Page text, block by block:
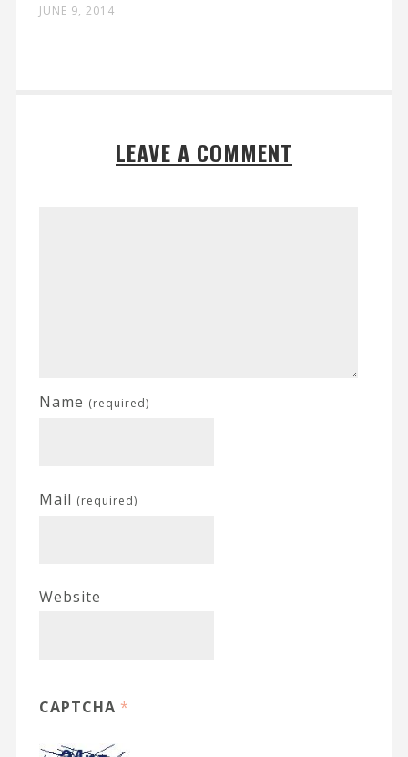
JUNE 9, 2014
LEAVE A COMMENT
Name (required)
Mail (required)
Website
CAPTCHA *